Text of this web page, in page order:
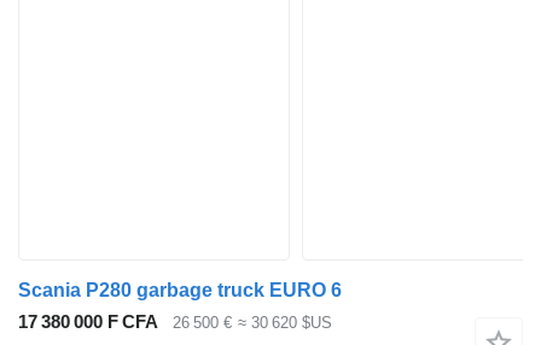
Scania P280 garbage truck EURO 6
17 380 000 F CFA
26 500 € ≈ 30 620 $US